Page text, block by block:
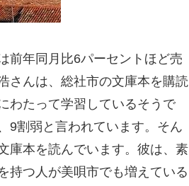
前年同月比6パーセントほど売
さんは、総社市の文庫本を購読
わたって学習しているそうで
9割弱と言われています。そん
庫本を読んでいます。彼は、素
持つ人が美唄市でも増えている